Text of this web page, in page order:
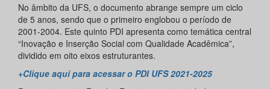
No âmbito da UFS, o documento abrange sempre um ciclo
de 5 anos, sendo que o primeiro englobou o período de
2001-2004. Este quinto PDI apresenta como temática central
“Inovação e Inserção Social com Qualidade Acadêmica”,
dividido em oito eixos estruturantes.
+Clique aqui para acessar o PDI UFS 2021-2025